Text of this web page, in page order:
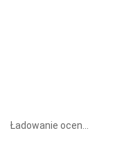
Ładowanie ocen...